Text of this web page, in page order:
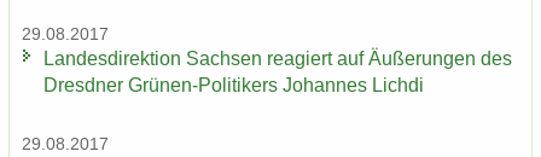
29.08.2017
Lan­des­di­rek­ti­on Sach­sen re­agiert auf Äu­ße­run­gen des
Dresd­ner Grünen-​Politikers Jo­han­nes Lich­di
29.08.2017